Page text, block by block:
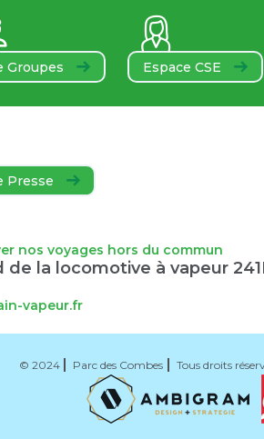
Groupes Espace CSE
Presse
nos voyages hors du commun
de la locomotive à vapeur
vapeur.fr
© 2024 Parc des Combes Tous droits